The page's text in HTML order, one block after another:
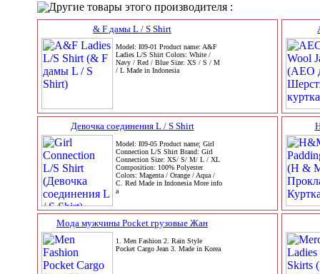
Другие товары этого производителя :
& F дамы L / S Shirt
Model: I09-01 Product name: A&F
Ladies L/S Shirt Colors: White /
Navy / Red / Blue Size: XS / S / M
/ L Made in Indonesia
Девочка соединения L / S Shirt
Model: I09-05 Product name; Girl
Connection L/S Shirt Brand: Girl
Connection Size: XS/ S/ M/ L / XL
Composition: 100% Polyester
Colors: Magenta / Orange / Aqua /
C. Red Made in Indonesia More info
a
Мода мужчины Pocket грузовые Жан
1. Men Fashion 2. Rain Style
Pocket Cargo Jean 3. Made in Korea